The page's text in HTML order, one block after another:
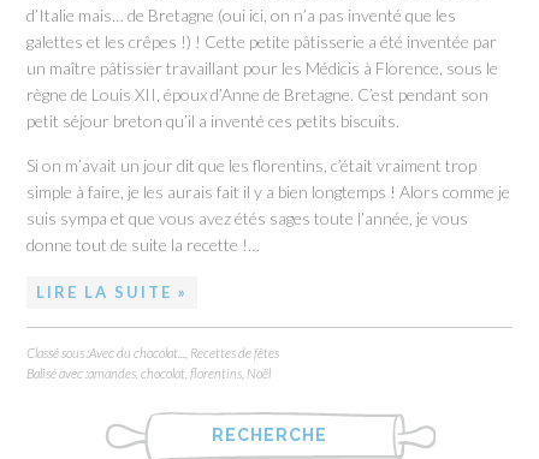
d’Italie mais… de Bretagne (oui ici, on n’a pas inventé que les
galettes et les crêpes !) ! Cette petite pâtisserie a été inventée par
un maître pâtissier travaillant pour les Médicis à Florence, sous le
règne de Louis XII, époux d’Anne de Bretagne. C’est pendant son
petit séjour breton qu’il a inventé ces petits biscuits.
Si on m’avait un jour dit que les florentins, c’était vraiment trop
simple à faire, je les aurais fait il y a bien longtemps ! Alors comme je
suis sympa et que vous avez étés sages toute l’année, je vous
donne tout de suite la recette !…
LIRE LA SUITE »
Classé sous :Avec du chocolat...
Recettes de fêtes
Balisé avec :amandes ,chocolat ,florentins Noël
RECHERCHE